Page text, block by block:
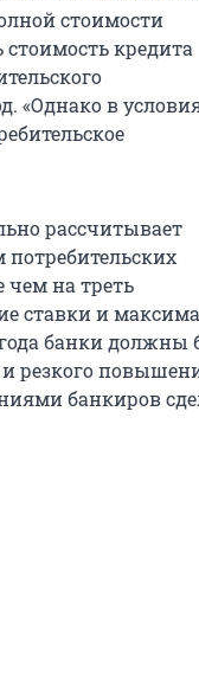
стоимости
кредита
«Однако в
рассчитывает
чем на треть
ставки и
года банки
и резкого
банкиров